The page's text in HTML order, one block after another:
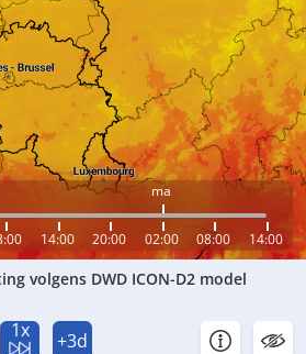
ma
14:00 20:00 02:00 08:00 14:00
volgens DWD ICON-D2 model
1x +3d